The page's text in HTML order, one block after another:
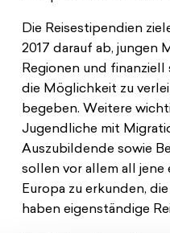
Die Reisestipendien
2017 darauf ab, jungen
Regionen und
die Möglichkeit zu
begeben. Weitere
Jugendliche mit
Auszubildende sowie
sollen vor allem all jene
Europa zu erkunden,
haben eigenständige